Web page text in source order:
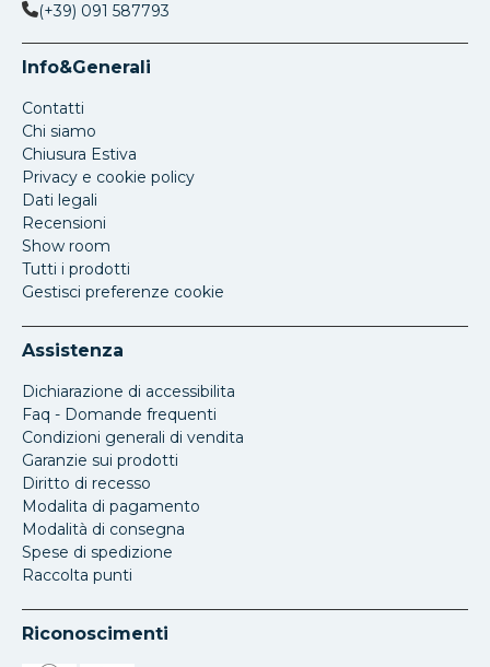
(+39) 091 587793
Info&Generali
Contatti
Chi siamo
Chiusura Estiva
Privacy e cookie policy
Dati legali
Recensioni
Show room
Tutti i prodotti
Gestisci preferenze cookie
Assistenza
Dichiarazione di accessibilita
Faq - Domande frequenti
Condizioni generali di vendita
Garanzie sui prodotti
Diritto di recesso
Modalita di pagamento
Modalità di consegna
Spese di spedizione
Raccolta punti
Riconoscimenti